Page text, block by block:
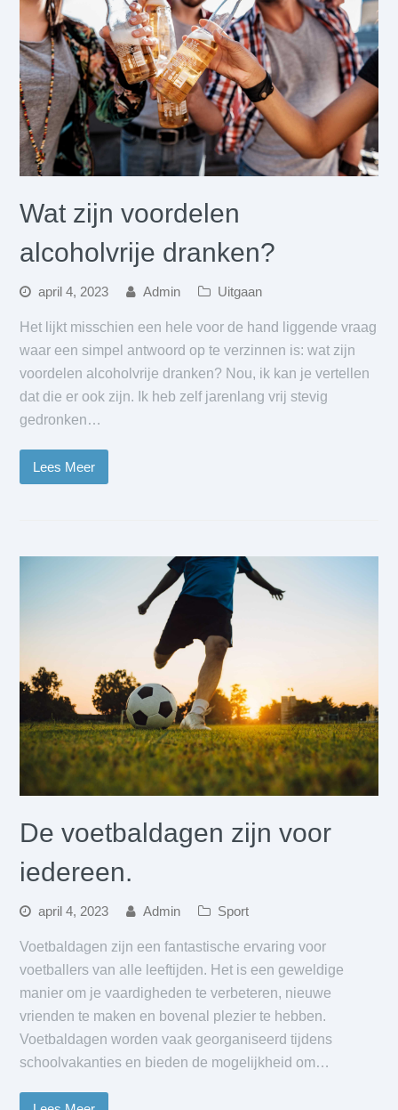
Wat zijn voordelen
alcoholvrije dranken?
april 4, 2023 Admin Uitgaan
Het lijkt misschien een hele voor de hand liggende vraag
waar een simpel antwoord op te verzinnen is: wat zijn
voordelen alcoholvrije dranken? Nou, ik kan je vertellen
dat die er ook zijn. Ik heb zelf jarenlang vrij stevig
gedronken…
Lees Meer
De voetbaldagen zijn voor
iedereen.
april 4, 2023 Admin Sport
Voetbaldagen zijn een fantastische ervaring voor
voetballers van alle leeftijden. Het is een geweldige
manier om je vaardigheden te verbeteren, nieuwe
vrienden te maken en bovenal plezier te hebben.
Voetbaldagen worden vaak georganiseerd tijdens
schoolvakanties en bieden de mogelijkheid om…